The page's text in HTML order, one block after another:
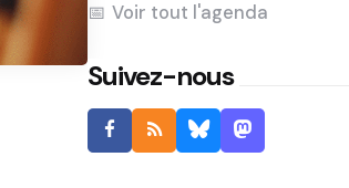
Voir tout l'agenda
Suivez-nous